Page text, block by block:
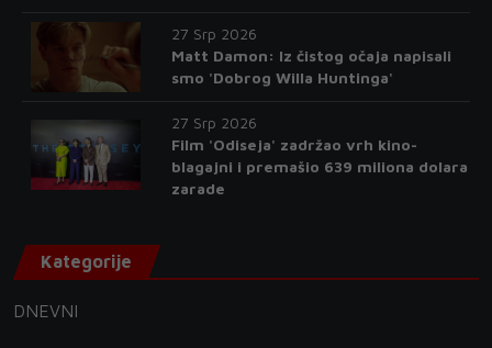
27 Srp 2026
Matt Damon: Iz čistog očaja napisali
smo 'Dobrog Willa Huntinga'
27 Srp 2026
Film 'Odiseja' zadržao vrh kino-
blagajni i premašio 639 miliona dolara
zarade
Kategorije
DNEVNI